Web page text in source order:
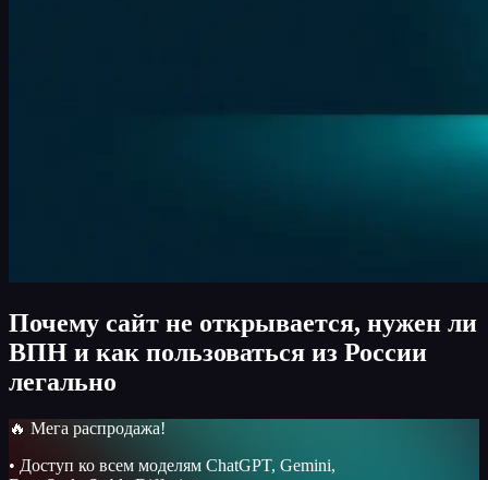
Почему сайт не открывается, нужен ли
ВПН и как пользоваться из России
легально
🔥 Мега распродажа!
• Доступ ко всем моделям ChatGPT, Gemini,